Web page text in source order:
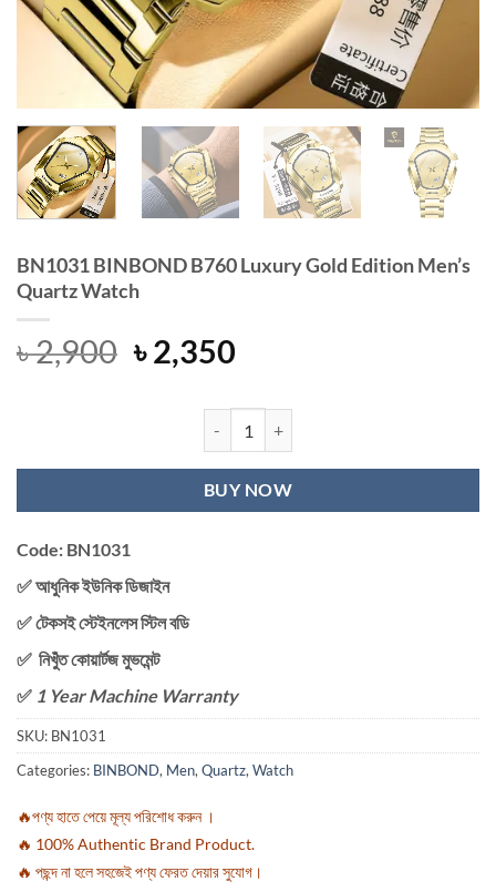
BN1031 BINBOND B760 Luxury Gold Edition Men’s
Quartz Watch
৳2,900 Original
price
৳ 2,900.
৳2,350Current
is:
৳ 2,350.
BN1031 BINBOND B760 Luxury
BUY NOW
Code: BN1031
✅ আধুনিক ইউনিক ডিজাইন
✅ টেকসই স্টেইনলেস স্টিল বডি
✅ নিখুঁত কোয়ার্টজ মুভমেন্ট
✅ 1 Year Machine Warranty
SKU: BN1031
Categories: BINBOND, Men, Quartz, Watch
🔥পণ্য হাতে পেয়ে মূল্য পরিশোধ করুন ।
🔥 100% Authentic Brand Product.
🔥 পছন্দ না হলে সহজেই পণ্য ফেরত দেয়ার সুযোগ।